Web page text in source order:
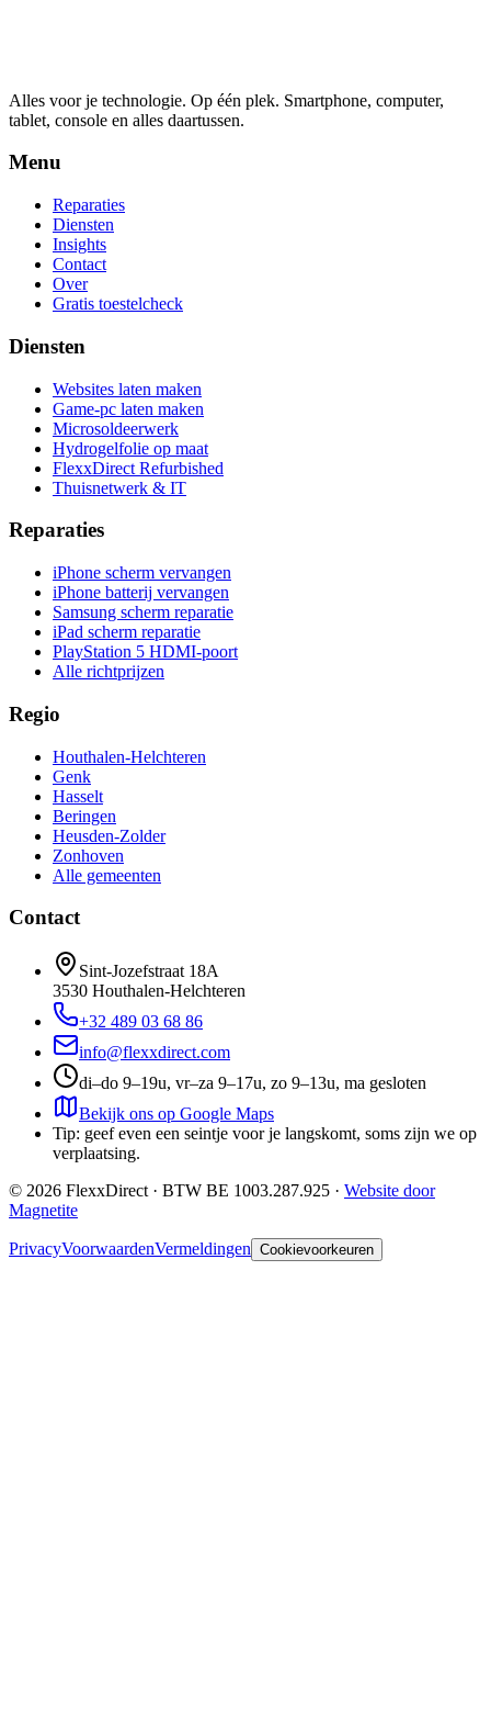
Alles voor je technologie. Op één plek. Smartphone, computer,
tablet, console en alles daartussen.
Menu
Reparaties
Diensten
Insights
Contact
Over
Gratis toestelcheck
Diensten
Websites laten maken
Game-pc laten maken
Microsoldeerwerk
Hydrogelfolie op maat
FlexxDirect Refurbished
Thuisnetwerk & IT
Reparaties
iPhone scherm vervangen
iPhone batterij vervangen
Samsung scherm reparatie
iPad scherm reparatie
PlayStation 5 HDMI-poort
Alle richtprijzen
Regio
Houthalen-Helchteren
Genk
Hasselt
Beringen
Heusden-Zolder
Zonhoven
Alle gemeenten
Contact
Sint-Jozefstraat 18A
3530 Houthalen-Helchteren
+32 489 03 68 86
info@flexxdirect.com
di–do 9–19u, vr–za 9–17u, zo 9–13u, ma gesloten
Bekijk ons op Google Maps
Tip: geef even een seintje voor je langskomt, soms zijn we op
verplaatsing.
© 2026 FlexxDirect · BTW BE 1003.287.925 · Website door
Magnetite
PrivacyVoorwaardenVermeldingen Cookievoorkeuren